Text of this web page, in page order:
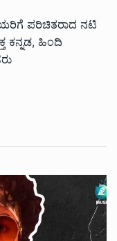
ಪರಿಚಿತರಾದ ನಟಿ
ಕನ್ನಡ, ಹಿಂದಿ